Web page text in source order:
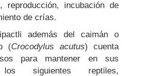
reproducción, incubación de
de crías.
además del caimán o
(Crocodylus acutus) cuenta
para mantener en sus
los siguientes reptiles,